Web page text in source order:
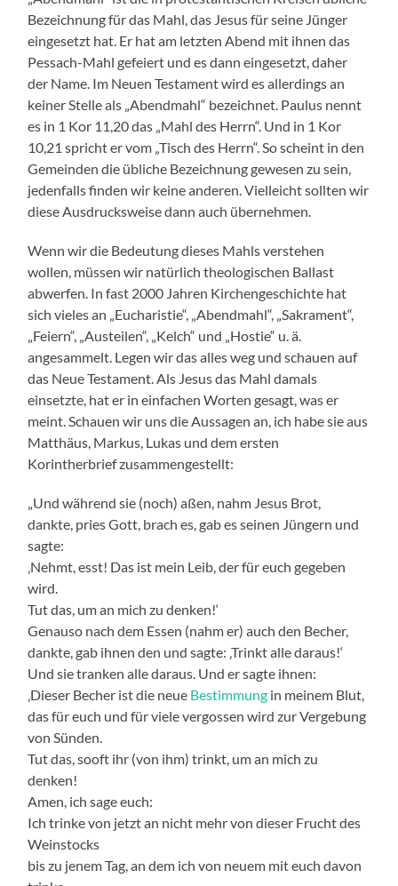
Bezeichnung für das Mahl, das Jesus für seine Jünger
eingesetzt hat. Er hat am letzten Abend mit ihnen das
Pessach-Mahl gefeiert und es dann eingesetzt, daher
der Name. Im Neuen Testament wird es allerdings an
keiner Stelle als „Abendmahl“ bezeichnet. Paulus nennt
es in 1 Kor 11,20 das „Mahl des Herrn“. Und in 1 Kor
10,21 spricht er vom „Tisch des Herrn“. So scheint in den
Gemeinden die übliche Bezeichnung gewesen zu sein,
jedenfalls finden wir keine anderen. Vielleicht sollten wir
diese Ausdrucksweise dann auch übernehmen.
Wenn wir die Bedeutung dieses Mahls verstehen
wollen, müssen wir natürlich theologischen Ballast
abwerfen. In fast 2000 Jahren Kirchengeschichte hat
sich vieles an „Eucharistie“, „Abendmahl“, „Sakrament“,
„Feiern“, „Austeilen“, „Kelch“ und „Hostie“ u. ä.
angesammelt. Legen wir das alles weg und schauen auf
das Neue Testament. Als Jesus das Mahl damals
einsetzte, hat er in einfachen Worten gesagt, was er
meint. Schauen wir uns die Aussagen an, ich habe sie aus
Matthäus, Markus, Lukas und dem ersten
Korintherbrief zusammengestellt:
„Und während sie (noch) aßen, nahm Jesus Brot,
dankte, pries Gott, brach es, gab es seinen Jüngern und
sagte:
‚Nehmt, esst! Das ist mein Leib, der für euch gegeben
wird.
Tut das, um an mich zu denken!‘
Genauso nach dem Essen (nahm er) auch den Becher,
dankte, gab ihnen den und sagte: ‚Trinkt alle daraus!‘
Und sie tranken alle daraus. Und er sagte ihnen:
‚Dieser Becher ist die neue Bestimmung in meinem Blut,
das für euch und für viele vergossen wird zur Vergebung
von Sünden.
Tut das, sooft ihr (von ihm) trinkt, um an mich zu
denken!
Amen, ich sage euch:
Ich trinke von jetzt an nicht mehr von dieser Frucht des
Weinstocks
bis zu jenem Tag, an dem ich von neuem mit euch davon